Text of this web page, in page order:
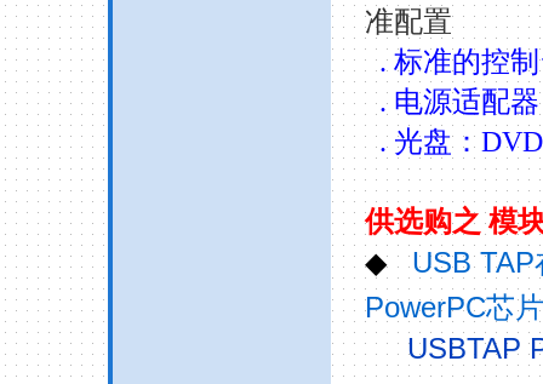
准配置
.标准的控
. 电源适配
. 光盘：DVD
供选购之 模
◆
USB TAP
PowerPC芯片
USBTAP